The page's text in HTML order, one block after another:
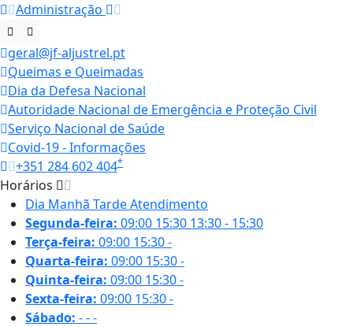
Administração
geral@jf-aljustrel.pt
Queimas e Queimadas
Dia da Defesa Nacional
Autoridade Nacional de Emergência e Proteção Civil
Serviço Nacional de Saúde
Covid-19 - Informações
+351 284 602 404*
Horários
Dia Manhã TardeAtendimento
Segunda-feira: 09:00 15:30 13:30 - 15:30
Terça-feira: 09:00 15:30-
Quarta-feira: 09:00 15:30-
Quinta-feira: 09:00 15:30-
Sexta-feira: 09:00 15:30-
Sábado: ---